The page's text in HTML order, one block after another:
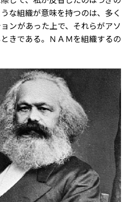
な組織が意味を持つのは、多く
ンがあった上で、それらがアソ
きである。ＮＡＭを組織するの